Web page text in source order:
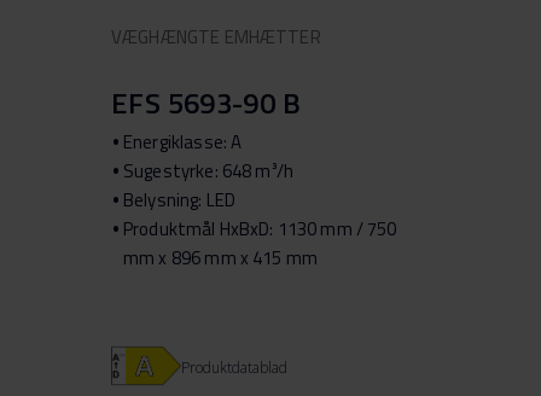
VÆGHÆNGTE EMHÆTTER
EFS 5693-90 B
Energiklasse: A
Sugestyrke: 648 m³/h
Belysning: LED
Produktmål HxBxD: 1130 mm / 750
mm x 896 mm x 415 mm
Produktdatablad